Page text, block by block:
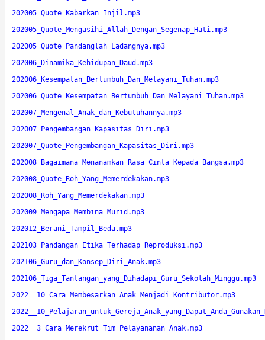
202005_Quote_Kabarkan_Injil.mp3
202005_Quote_Mengasihi_Allah_Dengan_Segenap_Hati.mp3
202005_Quote_Pandanglah_Ladangnya.mp3
202006_Dinamika_Kehidupan_Daud.mp3
202006_Kesempatan_Bertumbuh_Dan_Melayani_Tuhan.mp3
202006_Quote_Kesempatan_Bertumbuh_Dan_Melayani_Tuhan.mp3
202007_Mengenal_Anak_dan_Kebutuhannya.mp3
202007_Pengembangan_Kapasitas_Diri.mp3
202007_Quote_Pengembangan_Kapasitas_Diri.mp3
202008_Bagaimana_Menanamkan_Rasa_Cinta_Kepada_Bangsa.mp3
202008_Quote_Roh_Yang_Memerdekakan.mp3
202008_Roh_Yang_Memerdekakan.mp3
202009_Mengapa_Membina_Murid.mp3
202012_Berani_Tampil_Beda.mp3
202103_Pandangan_Etika_Terhadap_Reproduksi.mp3
202106_Guru_dan_Konsep_Diri_Anak.mp3
202106_Tiga_Tantangan_yang_Dihadapi_Guru_Sekolah_Minggu.mp3
2022__10_Cara_Membesarkan_Anak_Menjadi_Kontributor.mp3
2022__3_Cara_Merekrut_Tim_Pelayananan_Anak.mp3